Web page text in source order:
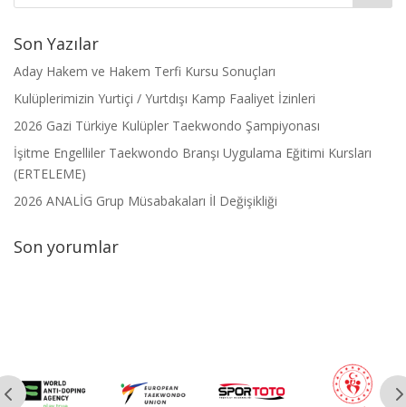
Son Yazılar
Aday Hakem ve Hakem Terfi Kursu Sonuçları
Kulüplerimizin Yurtiçi / Yurtdışı Kamp Faaliyet İzinleri
2026 Gazi Türkiye Kulüpler Taekwondo Şampiyonası
İşitme Engelliler Taekwondo Branşı Uygulama Eğitimi Kursları
(ERTELEME)
2026 ANALİG Grup Müsabakaları İl Değişikliği
Son yorumlar